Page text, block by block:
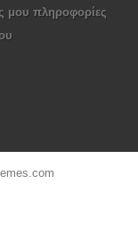
μου πληροφορίες